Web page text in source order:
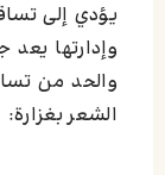
يؤدي إلى
وإدارتها
والحد من
الشعر بغزارة: